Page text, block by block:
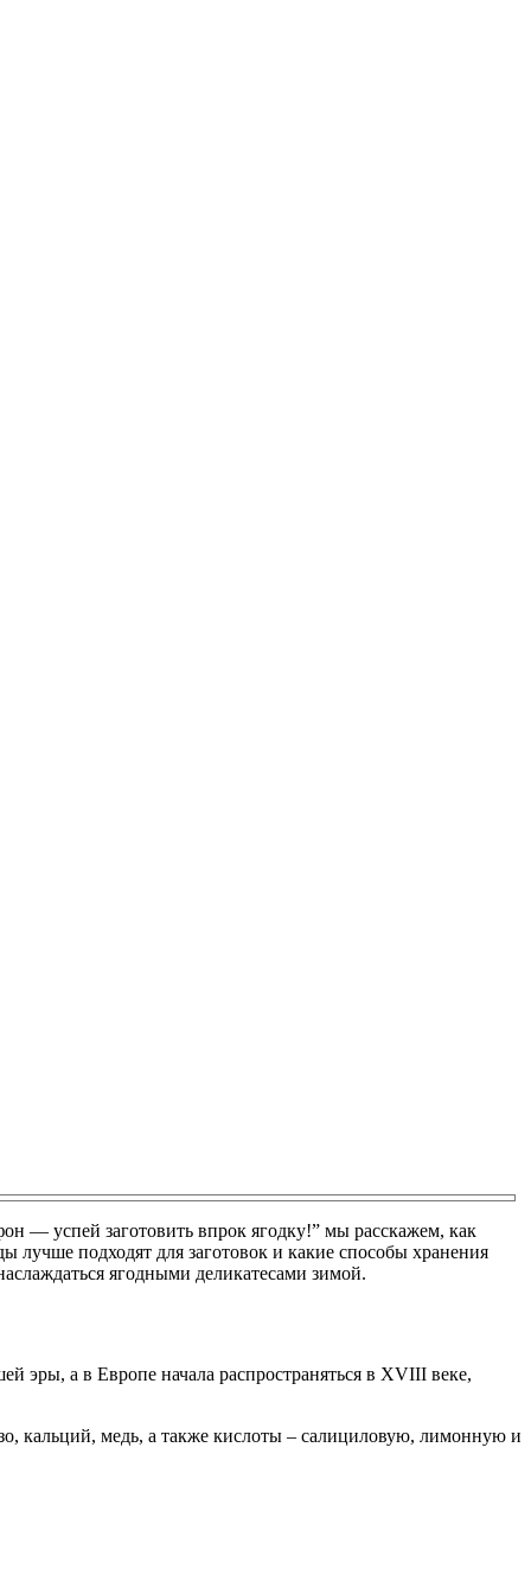
— успей заготовить впрок ягодку!” мы расскажем, как
лучше подходят для заготовок и какие способы хранения
ягодными деликатесами зимой.
эры, а в Европе начала распространяться в XVIII веке,
кальций, медь, а также кислоты – салициловую, лимонную и